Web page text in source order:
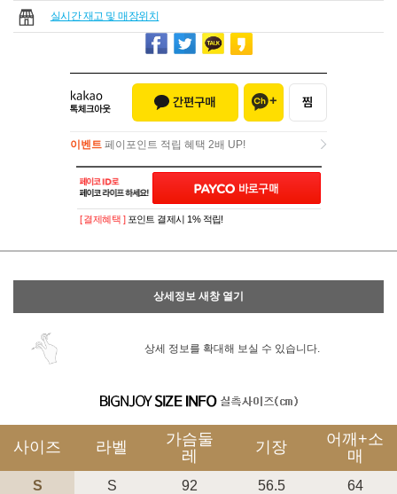
실시간 재고 및 매장위치
이벤트 페이포인트 적립 혜택 2배 UP!
이벤트페이포인트 적립 혜택 2배 UP!
[ 결제혜택 ] 포인트 결제시 1% 적립!
상세정보 새창 열기
상세 정보를 확대해 보실 수 있습니다.
사이즈 라벨
가슴둘
레
기장
어깨+소
매
S S 92 56.5 64